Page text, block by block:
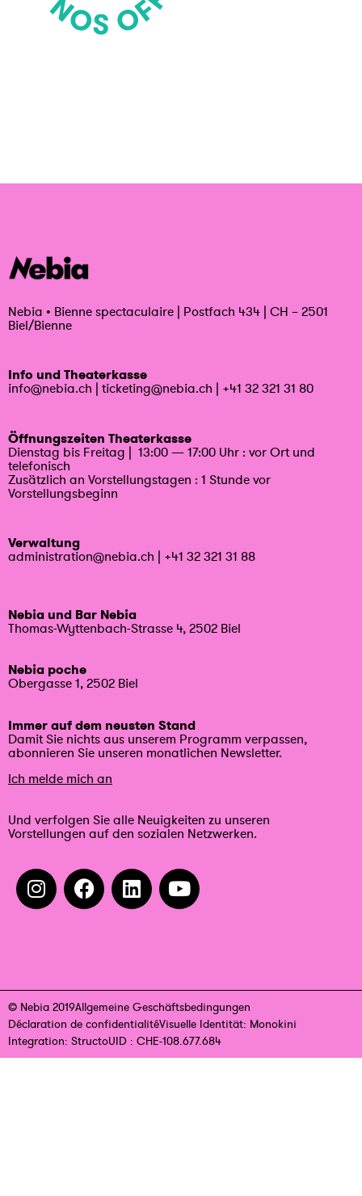
Nebia • Bienne spectaculaire | Postfach 434 | CH – 2501
Biel/Bienne
Info und Theaterkasse
info@nebia.ch | ticketing@nebia.ch | +41 32 321 31 80
Öffnungszeiten Theaterkasse
Dienstag bis Freitag | 13:00 — 17:00 Uhr : vor Ort und
telefonisch
Zusätzlich an Vorstellungstagen : 1 Stunde vor
Vorstellungsbeginn
Verwaltung
administration@nebia.ch | +41 32 321 31 88
Nebia und Bar Nebia
Thomas-Wyttenbach-Strasse 4, 2502 Biel
Nebia poche
Obergasse 1, 2502 Biel
Immer auf dem neusten Stand
Damit Sie nichts aus unserem Programm verpassen,
abonnieren Sie unseren monatlichen Newsletter.
Ich melde mich an
Und verfolgen Sie alle Neuigkeiten zu unseren
Vorstellungen auf den sozialen Netzwerken.
© Nebia 2019Allgemeine Geschäftsbedingungen
Déclaration de confidentialitéVisuelle Identität: Monokini
Integration: StructoUID : CHE-108.677.684